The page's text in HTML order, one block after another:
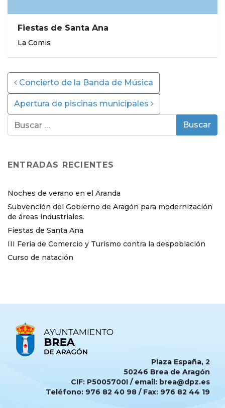
Fiestas de Santa Ana
La Comis
Post navigation
Concierto de la Banda de Música
Apertura de piscinas municipales
ENTRADAS RECIENTES
Noches de verano en el Aranda
Subvención del Gobierno de Aragón para modernización
de áreas industriales.
Fiestas de Santa Ana
III Feria de Comercio y Turismo contra la despoblación
Curso de natación
Plaza España, 2
50246 Brea de Aragón
CIF: P5005700I / email: brea@dpz.es
Teléfono: 976 82 40 98 / Fax: 976 82 44 19